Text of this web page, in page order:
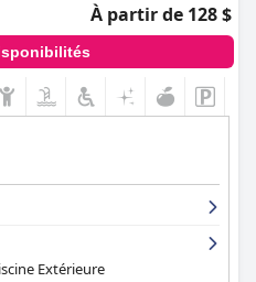
À partir de 128 $
Extérieure